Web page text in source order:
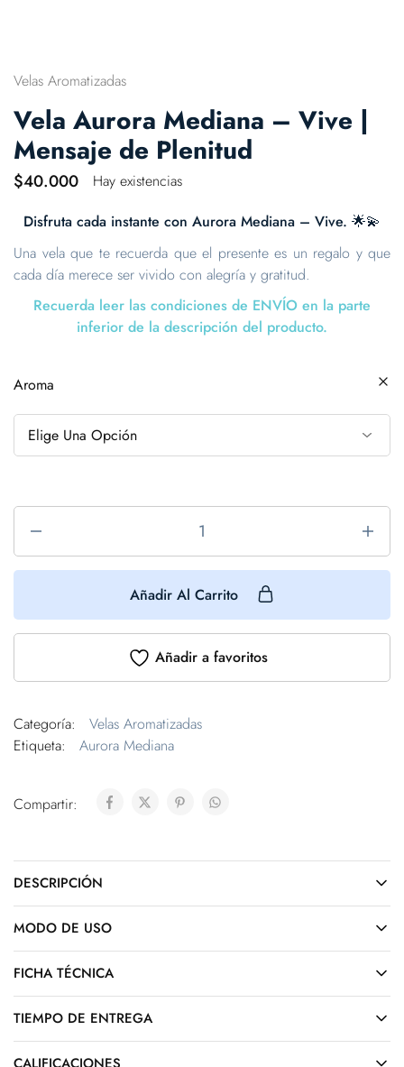
Velas Aromatizadas
Vela Aurora Mediana – Vive |
Mensaje de Plenitud
$40.000
Hay existencias
Disfruta cada instante con Aurora Mediana – Vive. 🌟💫
Una vela que te recuerda que el presente es un regalo y que
cada día merece ser vivido con alegría y gratitud.
Recuerda leer las condiciones de ENVÍO en la parte
inferior de la descripción del producto.
Aroma
Añadir Al Carrito
Añadir a favoritos
Categoría:
Velas Aromatizadas
Etiqueta:
Aurora Mediana
Compartir:
DESCRIPCIÓN
MODO DE USO
FICHA TÉCNICA
TIEMPO DE ENTREGA